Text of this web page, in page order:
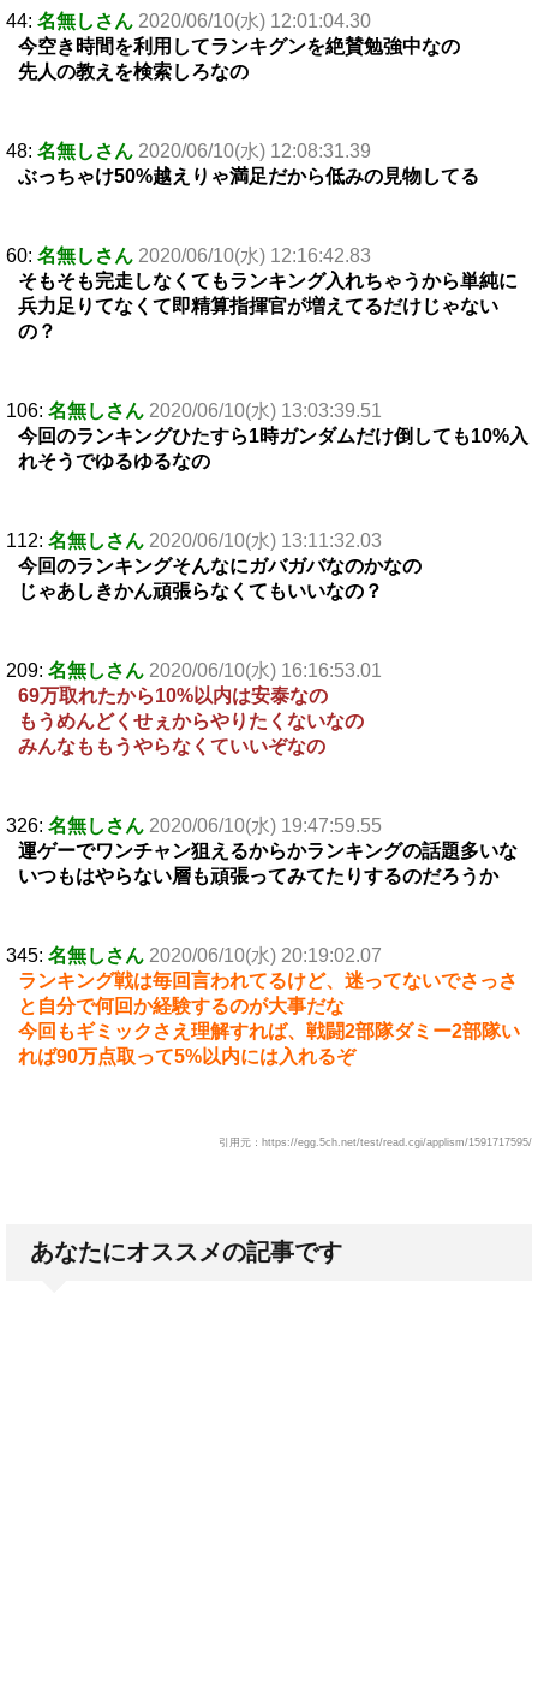
44: 名無しさん 2020/06/10(水) 12:01:04.30
今空き時間を利用してランキグンを絶賛勉強中なの
先人の教えを検索しろなの
48: 名無しさん 2020/06/10(水) 12:08:31.39
ぶっちゃけ50%越えりゃ満足だから低みの見物してる
60: 名無しさん 2020/06/10(水) 12:16:42.83
そもそも完走しなくてもランキング入れちゃうから単純に
兵力足りてなくて即精算指揮官が増えてるだけじゃない
の？
106: 名無しさん 2020/06/10(水) 13:03:39.51
今回のランキングひたすら1時ガンダムだけ倒しても10%入
れそうでゆるゆるなの
112: 名無しさん 2020/06/10(水) 13:11:32.03
今回のランキングそんなにガバガバなのかなの
じゃあしきかん頑張らなくてもいいなの？
209: 名無しさん 2020/06/10(水) 16:16:53.01
69万取れたから10%以内は安泰なの
もうめんどくせぇからやりたくないなの
みんなももうやらなくていいぞなの
326: 名無しさん 2020/06/10(水) 19:47:59.55
運ゲーでワンチャン狙えるからかランキングの話題多いな
いつもはやらない層も頑張ってみてたりするのだろうか
345: 名無しさん 2020/06/10(水) 20:19:02.07
ランキング戦は毎回言われてるけど、迷ってないでさっさ
と自分で何回か経験するのが大事だな
今回もギミックさえ理解すれば、戦闘2部隊ダミー2部隊い
れば90万点取って5%以内には入れるぞ
引用元：https://egg.5ch.net/test/read.cgi/applism/1591717595/
あなたにオススメの記事です